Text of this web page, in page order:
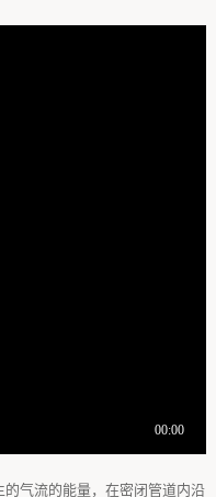
气流的能量，在密闭管道内沿